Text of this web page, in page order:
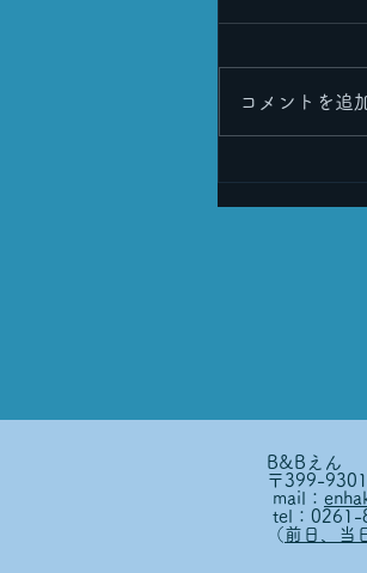
皆さまのお
コメントを追
B&Bえん
〒399-
mail：
tel：0261-
（ 前日、当